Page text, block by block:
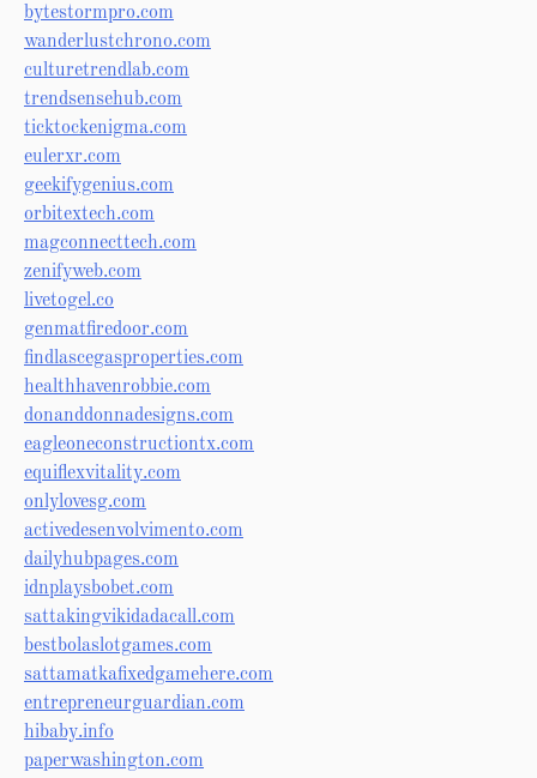
bytestormpro.com
wanderlustchrono.com
culturetrendlab.com
trendsensehub.com
ticktockenigma.com
eulerxr.com
geekifygenius.com
orbitextech.com
magconnecttech.com
zenifyweb.com
livetogel.co
genmatfiredoor.com
findlascegasproperties.com
healthhavenrobbie.com
donanddonnadesigns.com
eagleoneconstructiontx.com
equiflexvitality.com
onlylovesg.com
activedesenvolvimento.com
dailyhubpages.com
idnplaysbobet.com
sattakingvikidadacall.com
bestbolaslotgames.com
sattamatkafixedgamehere.com
entrepreneurguardian.com
hibaby.info
paperwashington.com